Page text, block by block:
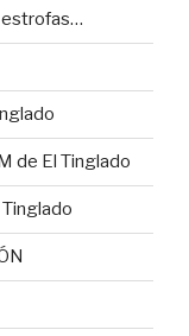
estrofas…
de El Tinglado